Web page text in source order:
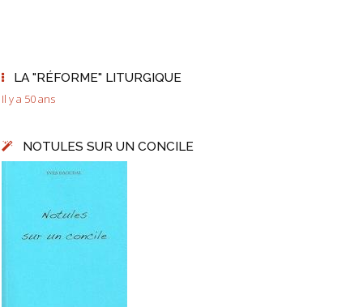
LA "RÉFORME" LITURGIQUE
Il y a 50 ans
NOTULES SUR UN CONCILE